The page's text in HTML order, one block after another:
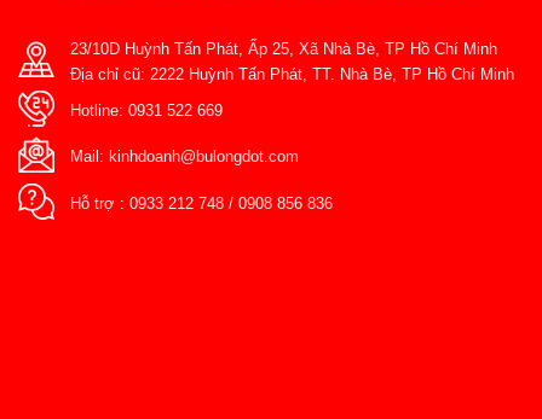
23/10D Huỳnh Tấn Phát, Ấp 25, Xã Nhà Bè, TP Hồ Chí Minh
Địa chỉ cũ: 2222 Huỳnh Tấn Phát, TT. Nhà Bè, TP Hồ Chí Minh
Hotline:0931 522 669
Mail: kinhdoanh@bulongdot.com
Hỗ trợ :0933 212 748 /0908 856 836